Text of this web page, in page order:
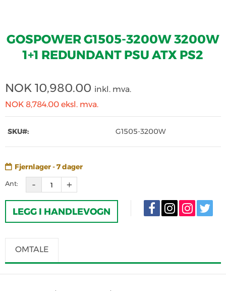
GOSPOWER G1505-3200W 3200W
1+1 REDUNDANT PSU ATX PS2
NOK 10,980.00 inkl. mva.
NOK 8,784.00 eksl. mva.
SKU#: G1505-3200W
Fjernlager - 7 dager
Ant:
LEGG I HANDLEVOGN
OMTALE
SKRIV OMTALE